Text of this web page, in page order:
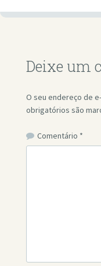
Deixe um
O seu endereço de
obrigatórios são
Comentário *